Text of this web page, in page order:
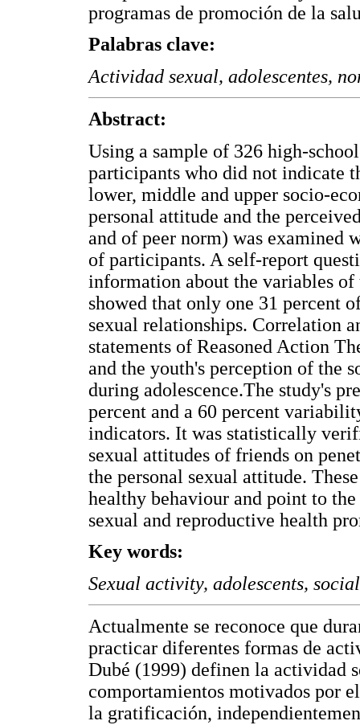
programas de promoción de la
Palabras clave:
Actividad sexual, adolescentes,
Abstract:
Using a sample of 326 high-
participants who did not indicate
lower, middle and upper socio-
personal attitude and the
and of peer norm) was examined
of participants. A self-report
information about the variables
showed that only one 31 percent
sexual relationships. Correlation
statements of Reasoned Action
and the youth's perception of the
during adolescence.The study's
percent and a 60 percent
indicators. It was statistically
sexual attitudes of friends on
the personal sexual attitude.
healthy behaviour and point to
sexual and reproductive health
Key words:
Sexual activity, adolescents,
Actualmente se reconoce que
practicar diferentes formas de
Dubé (1999) definen la actividad
comportamientos motivados por
la gratificación,